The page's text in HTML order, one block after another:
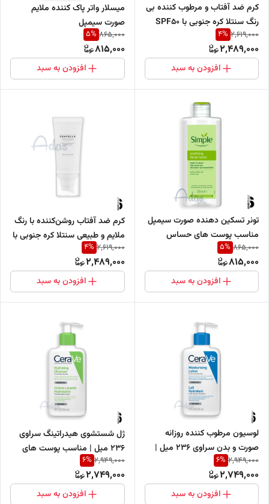
کرم ضد آفتاب و مرطوب کننده بی
رنگ سنتلا کره جنوبی با SPF50
2,619,000
4%
2,489,000
افزودن به سبد
میسلار واتر پاک کننده ملایم
صورت سیمپل
865,000
5%
815,000
افزودن به سبد
تونر تسکین دهنده صورت سیمپل
مناسب پوست های حساس
865,000
5%
815,000
افزودن به سبد
کرم ضد آفتاب روشن‌کننده با رنگ
ملایم و طبیعی سنتلا کره جنوبی با
SPF50
2,619,000
4%
2,489,000
افزودن به سبد
لوسیون مرطوب کننده روزانه
صورت و بدن سراوی 236 میل |
مناسب پوست خشک و نرمال
2,949,000
6%
2,749,000
افزودن به سبد
ژل شستشوی هیدراتینگ سراوی
236 میل | مناسب پوست های
نرمال تا خشک
2,949,000
6%
2,749,000
افزودن به سبد